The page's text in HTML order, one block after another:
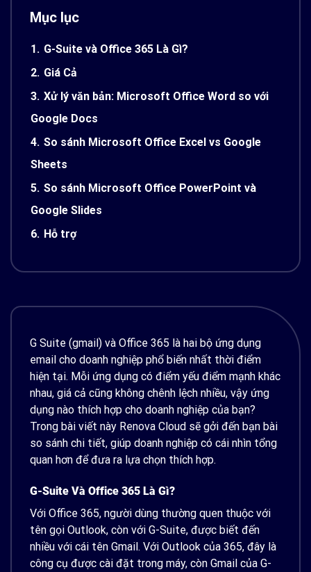
Mục lục
1. G-Suite và Office 365 Là Gì?
2. Giá Cả
3. Xử lý văn bản: Microsoft Office Word so với
Google Docs
4. So sánh Microsoft Office Excel vs Google
Sheets
5. So sánh Microsoft Office PowerPoint và
Google Slides
6. Hỗ trợ
G Suite (gmail) và Office 365 là hai bộ ứng dụng
email cho doanh nghiệp phổ biến nhất thời điểm
hiện tại. Mỗi ứng dụng có điểm yếu điểm mạnh khác
nhau, giá cả cũng không chênh lệch nhiều, vậy ứng
dụng nào thích hợp cho doanh nghiệp của bạn?
Trong bài viết này Renova Cloud sẽ gởi đến bạn bài
so sánh chi tiết, giúp doanh nghiệp có cái nhìn tổng
quan hơn để đưa ra lựa chọn thích hợp.
G-Suite Và Office 365 Là Gì?
Với Office 365, người dùng thường quen thuộc với
tên gọi Outlook, còn với G-Suite, được biết đến
nhiều với cái tên Gmail. Với Outlook của 365, đây là
công cụ được cài đặt trong máy, còn Gmail của G-